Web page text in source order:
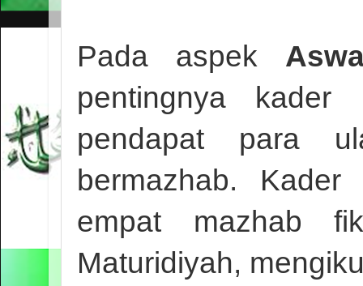
Pada aspek
pentingnya kader
pendapat para
bermazhab.
empat mazhab
Maturidiyah,